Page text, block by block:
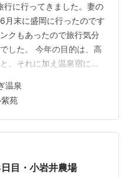
に行ってきました。妻の
月末に盛岡に行ったのです
クもあったので旅行気分
した。 今年の目的は、高
、それに加え温泉宿にも
。3時間以上かかる遅
円です。通常料金だ
、初日は「つなぎ温
ィホテル。14日が土曜日
あるので、盛岡駅周辺ホ
し…
温泉
苑
目・小岩井農場